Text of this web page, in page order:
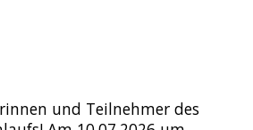
und Teilnehmer des